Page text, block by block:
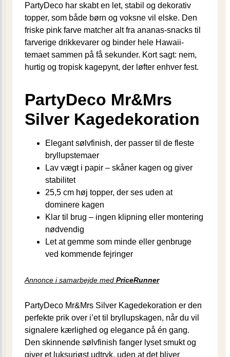
PartyDeco har skabt en let, stabil og dekorativ
topper, som både børn og voksne vil elske. Den
friske pink farve matcher alt fra ananas-snacks til
farverige drikkevarer og binder hele Hawaii-
temaet sammen på få sekunder. Kort sagt: nem,
hurtig og tropisk kagepynt, der løfter enhver fest.
PartyDeco Mr&Mrs
Silver Kagedekoration
Elegant sølvfinish, der passer til de fleste
bryllupstemaer
Lav vægt i papir – skåner kagen og giver
stabilitet
25,5 cm høj topper, der ses uden at
dominere kagen
Klar til brug – ingen klipning eller montering
nødvendig
Let at gemme som minde eller genbruge
ved kommende fejringer
Annonce i samarbejde med PriceRunner
PartyDeco Mr&Mrs Silver Kagedekoration er den
perfekte prik over i’et til bryllupskagen, når du vil
signalere kærlighed og elegance på én gang.
Den skinnende sølvfinish fanger lyset smukt og
giver et luksuriøst udtryk, uden at det bliver